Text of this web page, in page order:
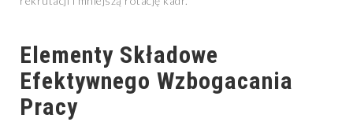
Elementy Składowe
Efektywnego Wzbogacania
Pracy